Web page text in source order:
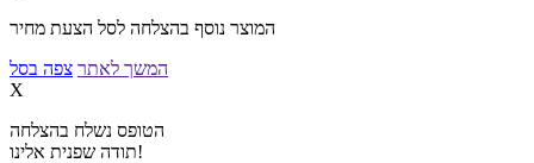
המוצר נוסף בהצלחה לסל הצעת מחיר
המשך לאתר צפה בסל
X
הטופס נשלח בהצלחה
תודה שפנית אלינו!